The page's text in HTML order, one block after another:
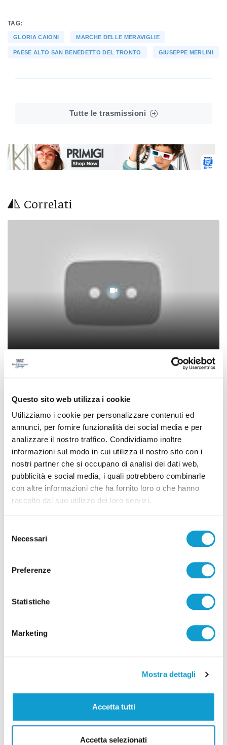
Questo sito web utilizza i cookie
Utilizziamo i cookie per personalizzare contenuti ed
annunci, per fornire funzionalità dei social media e per
analizzare il nostro traffico. Condividiamo inoltre
informazioni sul modo in cui utilizza il nostro sito con i
nostri partner che si occupano di analisi dei dati web,
pubblicità e social media, i quali potrebbero combinarle
con altre informazioni che ha fornito loro o che hanno
raccolto dal suo utilizzo dei loro servizi.
delNecessari
Preferenze
Statistiche
Marketing
Mostra dettagli
Accetta tutti
Accetta selezionati
TAG:
GLORIA CAIONI MARCHE DELLE MERAVIGLIE
PAESE ALTO SAN BENEDETTO DEL TRONTO GIUSEPPE MERLINI
Tutte le trasmissioni
Correlati
Marche delle Meraviglie - Speciale Gal Piceno
02/10/2025